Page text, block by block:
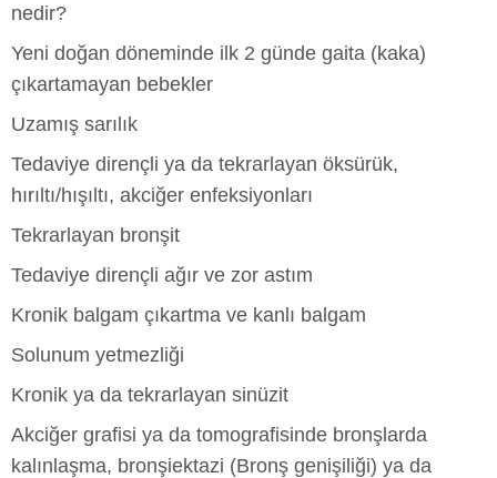
nedir?
Yeni doğan döneminde ilk 2 günde gaita (kaka)
çıkartamayan bebekler
Uzamış sarılık
Tedaviye dirençli ya da tekrarlayan öksürük,
hırıltı/hışıltı, akciğer enfeksiyonları
Tekrarlayan bronşit
Tedaviye dirençli ağır ve zor astım
Kronik balgam çıkartma ve kanlı balgam
Solunum yetmezliği
Kronik ya da tekrarlayan sinüzit
Akciğer grafisi ya da tomografisinde bronşlarda
kalınlaşma, bronşiektazi (Bronş genişiliği) ya da